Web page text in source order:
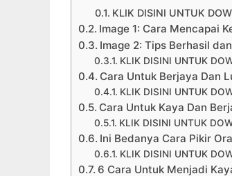
KLIK DISINI UNTUK
Image 1: Cara Mencapai
Image 2: Tips Berhasil
KLIK DISINI UNTUK
Cara Untuk Berjaya Dan
KLIK DISINI UNTUK
Cara Untuk Kaya Dan
KLIK DISINI UNTUK
Ini Bedanya Cara Pikir
KLIK DISINI UNTUK
6 Cara Untuk Menjadi